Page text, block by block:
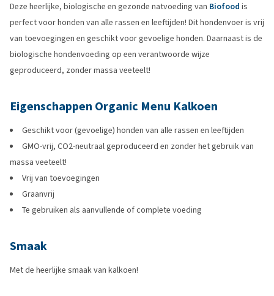
Deze heerlijke, biologische en gezonde natvoeding van Biofood is
perfect voor honden van alle rassen en leeftijden! Dit hondenvoer is vrij
van toevoegingen en geschikt voor gevoelige honden. Daarnaast is de
biologische hondenvoeding op een verantwoorde wijze
geproduceerd, zonder massa veeteelt!
Eigenschappen Organic Menu Kalkoen
Geschikt voor (gevoelige) honden van alle rassen en leeftijden
GMO-vrij, CO2-neutraal geproduceerd en zonder het gebruik van
massa veeteelt!
Vrij van toevoegingen
Graanvrij
Te gebruiken als aanvullende of complete voeding
Smaak
Met de heerlijke smaak van kalkoen!